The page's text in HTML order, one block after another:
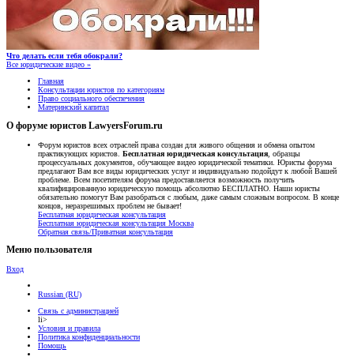
Что делать если тебя обокрали?
Все юридические видео »
Главная
Консультации юристов по категориям
Право социального обеспечения
Материнский капитал
О форуме юристов LawyersForum.ru
Форум юристов всех отраслей права создан для живого общения и обмена опытом
практикующих юристов. Бесплатная юридическая консультация , образцы
процессуальных документов, обучающее видео юридической тематики. Юристы форума
предлагают Вам все виды юридических услуг и индивидуально подойдут к любой Вашей
проблеме. Всем посетителям форума предоставляется возможность получить
квалифицированную юридическую помощь абсолютно БЕСПЛАТНО. Наши юристы
обязательно помогут Вам разобраться с любым, даже самым сложным вопросом. В конце
концов, неразрешимых проблем не бывает!
Бесплатная юридическая консультация
Бесплатная юридическая консультация Москва
Обратная связь/Приватная консультация
Меню пользователя
Вход
Russian (RU)
Связь с администрацией
li>
Условия и правила
Политика конфиденциальности
Помощь